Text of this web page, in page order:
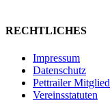
RECHTLICHES
Impressum
Datenschutz
Pettrailer Mitglied
Vereinsstatuten